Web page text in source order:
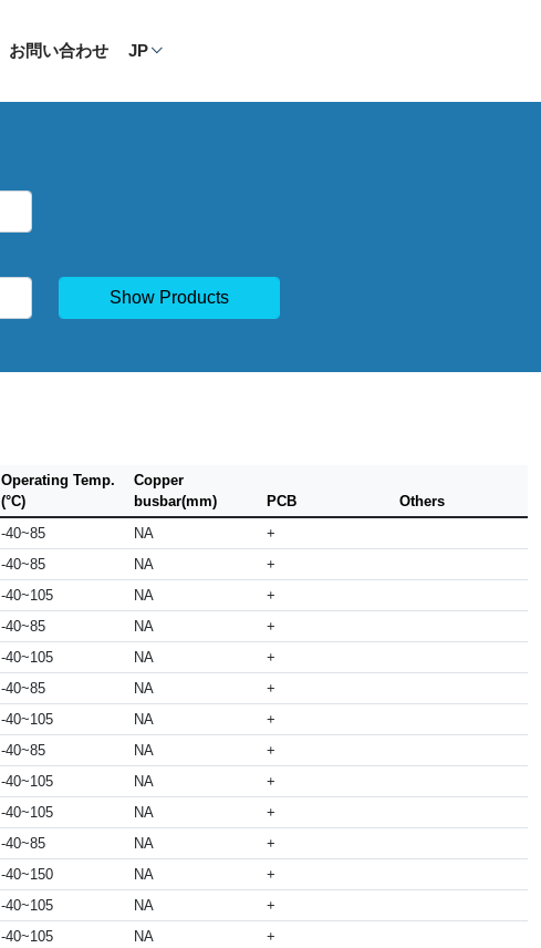
お問い合わせ JP
Show Products
Operating Temp.
(°C)
Copper
busbar(mm)
PCB
Others
-40~85 NA
+
-40~85 NA
+
-40~105 NA
+
-40~85 NA
+
-40~105 NA
+
-40~85 NA
+
-40~105 NA
+
-40~85 NA
+
-40~105 NA
+
-40~105 NA
+
-40~85 NA
+
-40~150 NA
+
-40~105 NA
+
-40~105 NA
+